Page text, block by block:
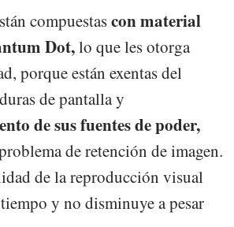
compuestascon material
Dot,lo que les otorga
porque están exentas del
de pantalla y
de sus fuentes de poder,
de retención de imagen.
de la reproducción visual
y no disminuye a pesar